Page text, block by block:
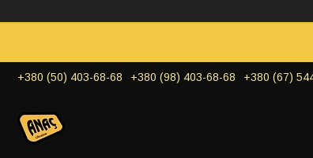
+380 (50) 403-68-68 +380 (98) 403-68-68 +380 (67)